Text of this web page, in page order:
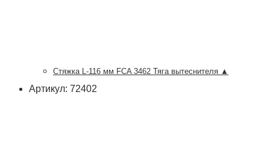
Стяжка L-116 мм FCA 3462 Тяга вытеснителя ▲
Артикул: 72402